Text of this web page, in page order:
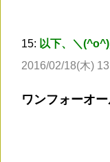
15: 以下、＼
2016/02/18(木)
ワンフォーオ